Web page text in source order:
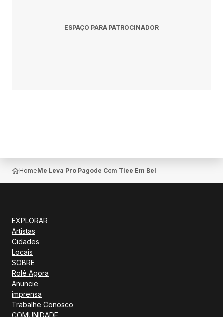
ESPAÇO PARA PATROCINADOR
HomeMe Leva Pro Pagode Com Tiee Em Belem
EXPLORAR
Artistas
Cidades
Locais
SOBRE
Rolê Agora
Anuncie
imprensa
Trabalhe Conosco
COMUNIDADE